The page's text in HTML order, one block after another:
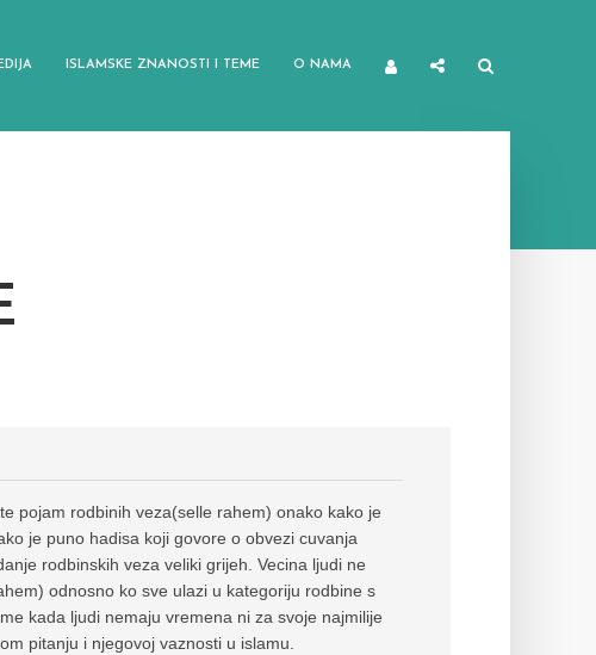
ISLAMSKE ZNANOSTI I TEME O NAMA
pojam rodbinih veza(selle rahem) onako kako je
je puno hadisa koji govore o obvezi cuvanja
rodbinskih veza veliki grijeh. Vecina ljudi ne
odnosno ko sve ulazi u kategoriju rodbine s
kada ljudi nemaju vremena ni za svoje najmilije
pitanju i njegovoj vaznosti u islamu.